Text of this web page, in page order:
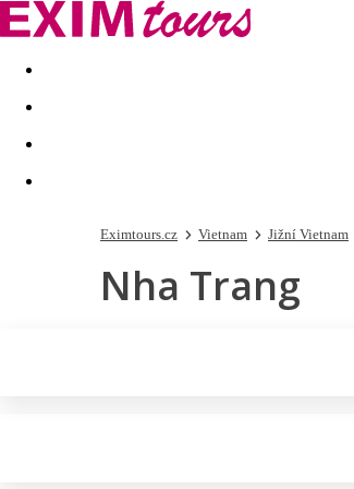
Akční nabídky Last minute
Eximtours.cz Vietnam Jižní Vietnam
Nha Trang